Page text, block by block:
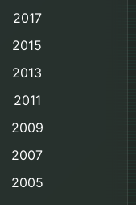
2017
2015
2013
2011
2009
2007
2005